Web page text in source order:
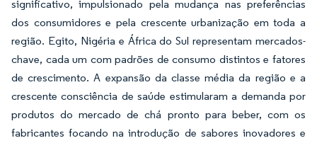
significativo, impulsionado pela mudança nas preferências
dos consumidores e pela crescente urbanização em toda a
região. Egito, Nigéria e África do Sul representam mercados-
chave, cada um com padrões de consumo distintos e fatores
de crescimento. A expansão da classe média da região e a
crescente consciência de saúde estimularam a demanda por
produtos do mercado de chá pronto para beber, com os
fabricantes focando na introdução de sabores inovadores e